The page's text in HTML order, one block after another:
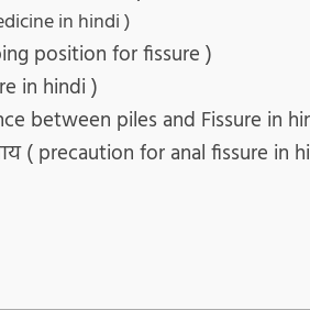
in hindi )
position for fissure )
in hindi )
between piles and Fissure in
( precaution for anal fissure in